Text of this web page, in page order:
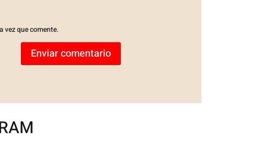
vez que comente.
Enviar comentario